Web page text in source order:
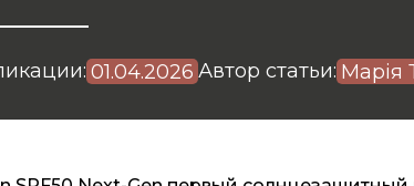
01.04.2026 Автор статьи: Марія